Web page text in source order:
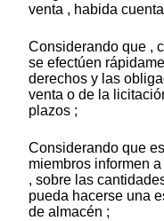
venta , habida
Considerando que ,
se efectúen
derechos y las
venta o de la
plazos ;
Considerando que
miembros informen
, sobre las
pueda hacerse una
de almacén ;